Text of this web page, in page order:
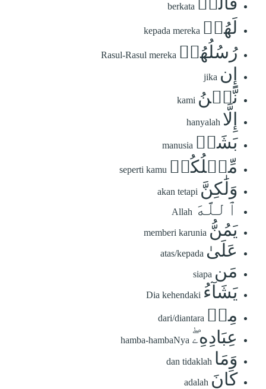
berkata
لَهُمۡ kepada mereka
رُسُلُهُمۡ Rasul-Rasul mereka
إِن jika
نَّحۡنُ kami
إِلَّا hanyalah
بَشَرٞ manusia
مِّثۡلُكُمۡ seperti kamu
وَلَٰكِنَّ akan tetapi
ٱللَّهَ Allah
يَمُنُّ memberi karunia
عَلَىٰ atas/kepada
مَن siapa
يَشَآءُ Dia kehendaki
مِنۡ dari/diantara
عِبَادِهِۦۖ hamba-hambaNya
وَمَا dan tidaklah
كَانَ adalah